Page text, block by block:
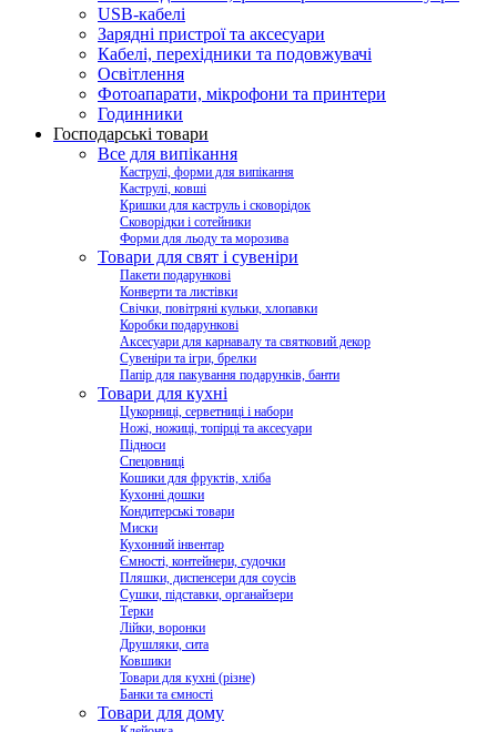
USB-кабелі
Зарядні пристрої та аксесуари
Кабелі, перехідники та подовжувачі
Освітлення
Фотоапарати, мікрофони та принтери
Годинники
Господарські товари
Все для випікання
Каструлі, форми для випікання
Каструлі, ковші
Кришки для каструль і сковорідок
Сковорідки і сотейники
Форми для льоду та морозива
Товари для свят і сувеніри
Пакети подарункові
Конверти та листівки
Свічки, повітряні кульки, хлопавки
Коробки подарункові
Аксесуари для карнавалу та святковий декор
Сувеніри та ігри, брелки
Папір для пакування подарунків, банти
Товари для кухні
Цукорниці, серветниці і набори
Ножі, ножиці, топірці та аксесуари
Підноси
Спецовниці
Кошики для фруктів, хліба
Кухонні дошки
Кондитерські товари
Миски
Кухонний інвентар
Ємності, контейнери, судочки
Пляшки, диспенсери для соусів
Сушки, підставки, органайзери
Терки
Лійки, воронки
Друшляки, сита
Ковшики
Товари для кухні (різне)
Банки та ємності
Товари для дому